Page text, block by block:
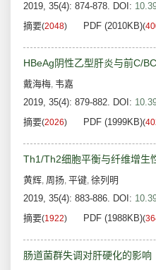
2019, 35(4): 874-878. DOI:
摘要(2048) PDF (2010KB)(
HBeAg阴性乙型肝炎与前C/
戴海梅, 韦嘉
2019, 35(4): 879-882. DOI:
摘要(2026) PDF (1999KB)(
Th1/Th2细胞平衡与纤维增生
黄辉, 周扬, 平键, 徐列明
2019, 35(4): 883-886. DOI:
摘要(1922) PDF (1988KB)(
肠道菌群失调对肝硬化的影响